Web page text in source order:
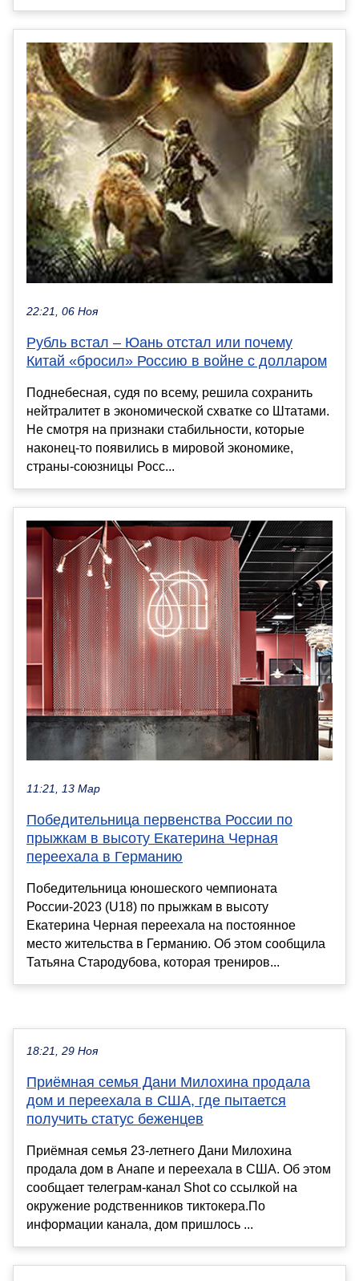
22:21, 06 Ноя
Рубль встал – Юань отстал или почему
Китай «бросил» Россию в войне с долларом
Поднебесная, судя по всему, решила сохранить
нейтралитет в экономической схватке со Штатами.
Не смотря на признаки стабильности, которые
наконец-то появились в мировой экономике,
страны-союзницы Росс...
11:21, 13 Мар
Победительница первенства России по
прыжкам в высоту Екатерина Черная
переехала в Германию
Победительница юношеского чемпионата
России-2023 (U18) по прыжкам в высоту
Екатерина Черная переехала на постоянное
место жительства в Германию. Об этом сообщила
Татьяна Стародубова, которая трениров...
18:21, 29 Ноя
Приёмная семья Дани Милохина продала
дом и переехала в США, где пытается
получить статус беженцев
Приёмная семья 23-летнего Дани Милохина
продала дом в Анапе и переехала в США. Об этом
сообщает телеграм-канал Shot со ссылкой на
окружение родственников тиктокера.По
информации канала, дом пришлось ...